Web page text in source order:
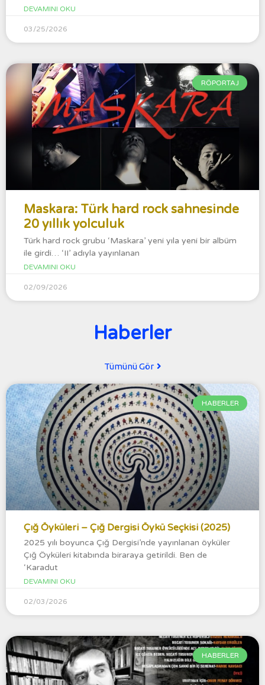
DEVAMINI OKU
03/25/2026
RÖPORTAJ
Maskara: Türk hard rock sahnesinde
20 yıllık yolculuk
Türk hard rock grubu ‘Maskara’ yeni yıla yeni bir albüm
ile girdi… ‘II’ adıyla yayınlanan
DEVAMINI OKU
02/09/2026
Haberler
Tümünü Gör
HABERLER
Çığ Öyküleri – Çığ Dergisi Öykü Seçkisi (2025)
2025 yılı boyunca Çığ Dergisi’nde yayınlanan öyküler
Çığ Öyküleri kitabında biraraya getirildi. Ben de
‘Karadut
DEVAMINI OKU
02/03/2026
HABERLER